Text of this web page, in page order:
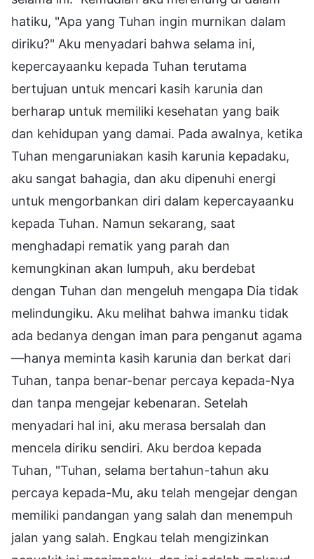
hatiku, "Apa yang Tuhan ingin murnikan dalam
diriku?" Aku menyadari bahwa selama ini,
kepercayaanku kepada Tuhan terutama
bertujuan untuk mencari kasih karunia dan
berharap untuk memiliki kesehatan yang baik
dan kehidupan yang damai. Pada awalnya, ketika
Tuhan mengaruniakan kasih karunia kepadaku,
aku sangat bahagia, dan aku dipenuhi energi
untuk mengorbankan diri dalam kepercayaanku
kepada Tuhan. Namun sekarang, saat
menghadapi rematik yang parah dan
kemungkinan akan lumpuh, aku berdebat
dengan Tuhan dan mengeluh mengapa Dia tidak
melindungiku. Aku melihat bahwa imanku tidak
ada bedanya dengan iman para penganut agama
—hanya meminta kasih karunia dan berkat dari
Tuhan, tanpa benar-benar percaya kepada-Nya
dan tanpa mengejar kebenaran. Setelah
menyadari hal ini, aku merasa bersalah dan
mencela diriku sendiri. Aku berdoa kepada
Tuhan, "Tuhan, selama bertahun-tahun aku
percaya kepada-Mu, aku telah mengejar dengan
memiliki pandangan yang salah dan menempuh
jalan yang salah. Engkau telah mengizinkan